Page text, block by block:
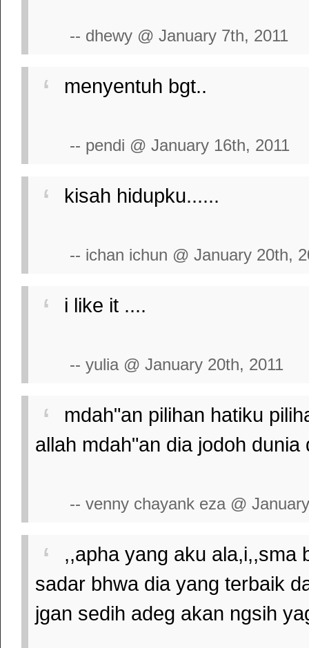
-- dhewy @ January 7th, 2011
menyentuh bgt..
-- pendi @ January 16th, 2011
kisah hidupku......
-- ichan ichun @ January 20th,
i like it ....
-- yulia @ January 20th, 2011
mdah"an pilihan hatiku
allah mdah"an dia jodoh
-- venny chayank eza @
,,apha yang aku ala,i,,sma
sadar bhwa dia yang terbaik
jgan sedih adeg akan ngsih